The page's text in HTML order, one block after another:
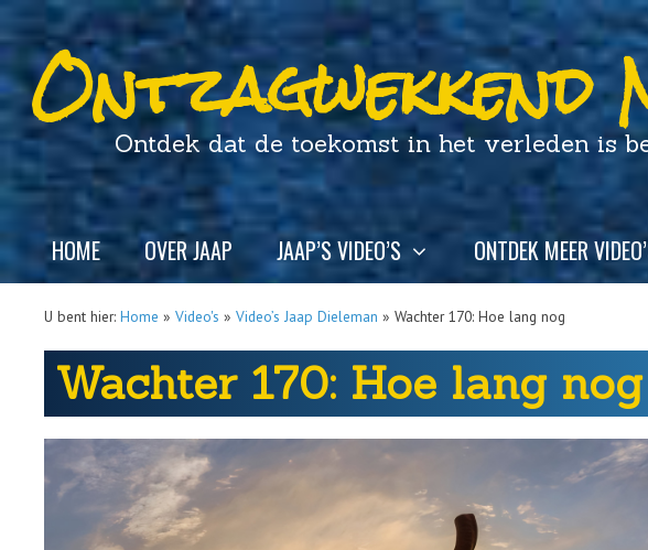
Ontzagwekkend
Ontdek dat de toekomst in het verleden is
HOME OVER JAAP JAAP’S VIDEO’S ONTDEK MEER
U bent hier: Home » Video's » Video’s Jaap Dieleman » Wachter 170: Hoe lang nog
Wachter 170: Hoe lang nog